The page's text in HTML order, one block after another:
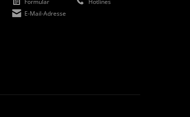
E-Mail-Adresse